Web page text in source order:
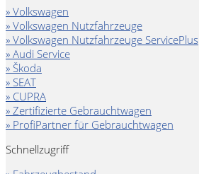
» Volkswagen
» Volkswagen Nutzfahrzeuge
» Volkswagen Nutzfahrzeuge ServicePlus
» Audi Service
» Škoda
» SEAT
» CUPRA
» Zertifizierte Gebrauchtwagen
» ProfiPartner für Gebrauchtwagen
Schnellzugriff